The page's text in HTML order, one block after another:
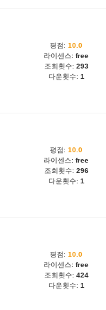
평점:10.0
라이센스:free
조회횟수: 293
다운횟수: 1
평점:10.0
라이센스:free
조회횟수: 296
다운횟수: 1
평점:10.0
라이센스:free
조회횟수: 424
다운횟수: 1